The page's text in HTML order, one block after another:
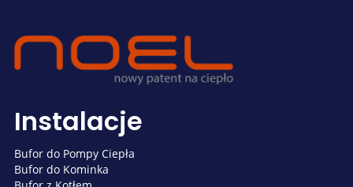
Instalacje
Bufor do Pompy Ciepła
Bufor do Kominka